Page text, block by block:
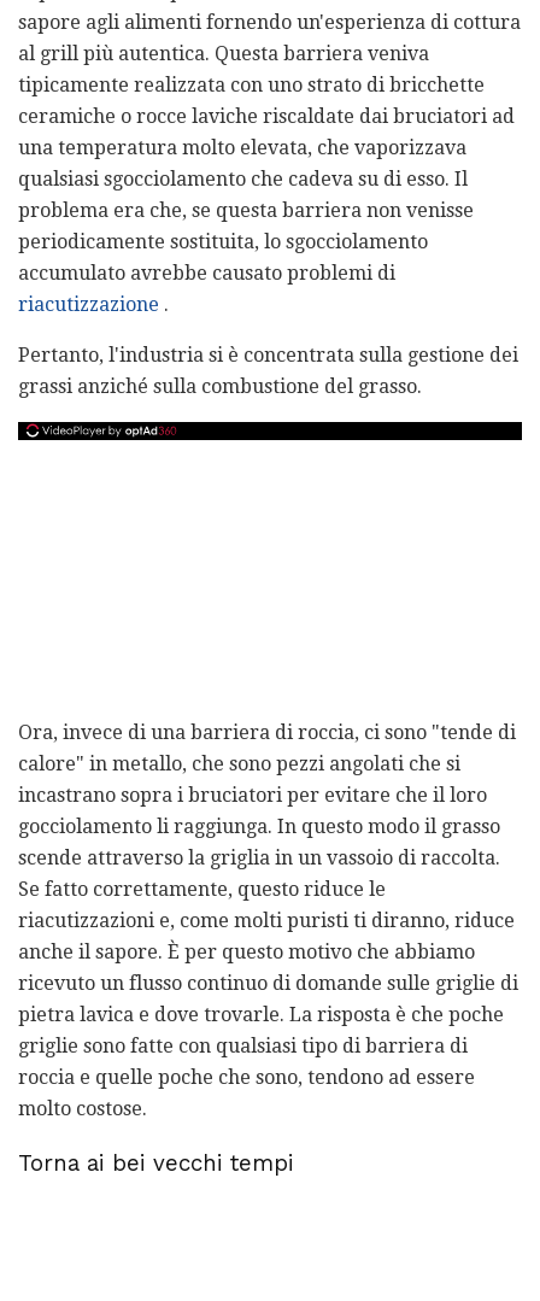
sapore agli alimenti fornendo un'esperienza di cottura
al grill più autentica. Questa barriera veniva
tipicamente realizzata con uno strato di bricchette
ceramiche o rocce laviche riscaldate dai bruciatori ad
una temperatura molto elevata, che vaporizzava
qualsiasi sgocciolamento che cadeva su di esso. Il
problema era che, se questa barriera non venisse
periodicamente sostituita, lo sgocciolamento
accumulato avrebbe causato problemi di
riacutizzazione .
Pertanto, l'industria si è concentrata sulla gestione dei
grassi anziché sulla combustione del grasso.
Ora, invece di una barriera di roccia, ci sono "tende di
calore" in metallo, che sono pezzi angolati che si
incastrano sopra i bruciatori per evitare che il loro
gocciolamento li raggiunga. In questo modo il grasso
scende attraverso la griglia in un vassoio di raccolta.
Se fatto correttamente, questo riduce le
riacutizzazioni e, come molti puristi ti diranno, riduce
anche il sapore. È per questo motivo che abbiamo
ricevuto un flusso continuo di domande sulle griglie di
pietra lavica e dove trovarle. La risposta è che poche
griglie sono fatte con qualsiasi tipo di barriera di
roccia e quelle poche che sono, tendono ad essere
molto costose.
Torna ai bei vecchi tempi